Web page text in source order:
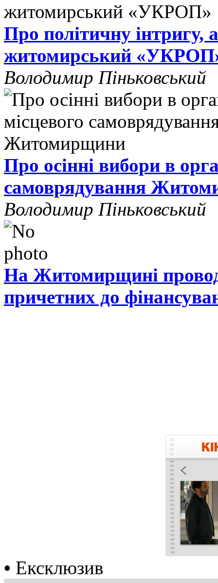
Про політичну інтригу,
житомирський
Володимир Піньковський
Про осінні вибори в
самоврядування
Володимир Піньковський
На Житомирщині
причетних до
• Ексклюзив